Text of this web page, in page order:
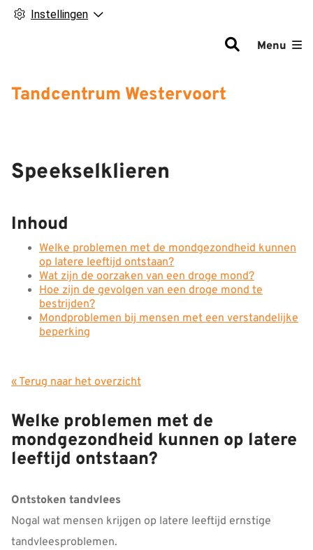
Instellingen
Tandcentrum Westervoort
Menu
Speekselklieren
Inhoud
Welke problemen met de mondgezondheid kunnen
op latere leeftijd ontstaan?
Wat zijn de oorzaken van een droge mond?
Hoe zijn de gevolgen van een droge mond te
bestrijden?
Mondproblemen bij mensen met een verstandelijke
beperking
« Terug naar het overzicht
Welke problemen met de
mondgezondheid kunnen op latere
leeftijd ontstaan?
Ontstoken tandvlees
Nogal wat mensen krijgen op latere leeftijd ernstige
tandvleesproblemen.